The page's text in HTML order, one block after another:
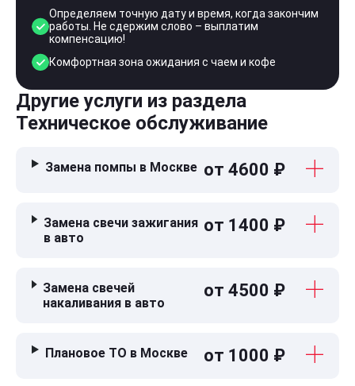
Определяем точную дату и время, когда закончим
работы. Не сдержим слово – выплатим
компенсацию!
Комфортная зона ожидания с чаем и кофе
Другие услуги из раздела
Техническое обслуживание
Замена помпы в Москве от 4600 ₽
Замена свечи зажигания
в авто
от 1400 ₽
Замена свечей
накаливания в авто
от 4500 ₽
Плановое ТО в Москве от 1000 ₽